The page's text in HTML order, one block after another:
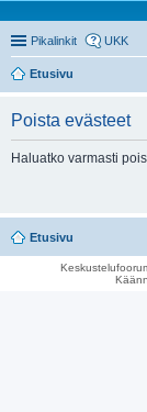
Pikalinkit UKK
Etusivu
Poista evästeet
Haluatko varmasti
Etusivu